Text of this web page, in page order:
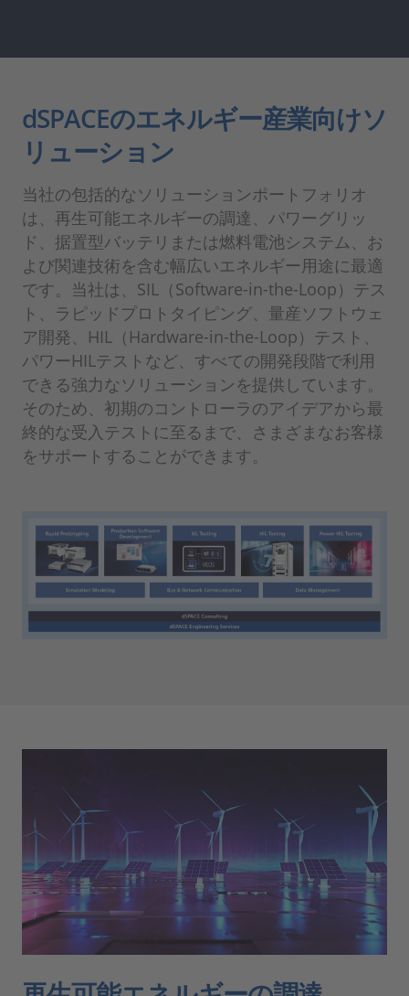
dSPACEのエネルギー産業向けソ
リューション
当社の包括的なソリューションポートフォリオ
は、再生可能エネルギーの調達、パワーグリッ
ド、据置型バッテリまたは燃料電池システム、お
よび関連技術を含む幅広いエネルギー用途に最適
です。当社は、SIL（Software-in-the-Loop）テス
ト、ラピッドプロトタイピング、量産ソフトウェ
ア開発、HIL（Hardware-in-the-Loop）テスト、
パワーHILテストなど、すべての開発段階で利用
できる強力なソリューションを提供しています。
そのため、初期のコントローラのアイデアから最
終的な受入テストに至るまで、さまざまなお客様
をサポートすることができます。